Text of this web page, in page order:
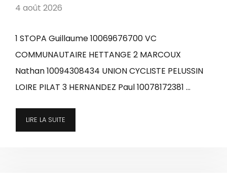
4 août 2026
1 STOPA Guillaume 10069676700 VC
COMMUNAUTAIRE HETTANGE 2 MARCOUX
Nathan 10094308434 UNION CYCLISTE PELUSSIN
LOIRE PILAT 3 HERNANDEZ Paul 10078172381 …
LIRE LA SUITE